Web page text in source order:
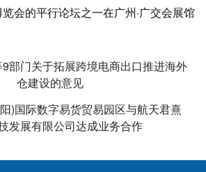
会的平行论坛之一在广州·广交会展馆
部门关于拓展跨境电商出口推进海外
仓建设的意见
)国际数字易货贸易园区与航天君熹
发展有限公司达成业务合作